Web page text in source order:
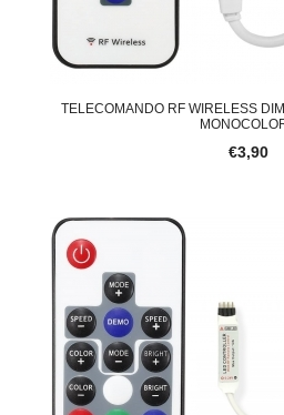
TELECOMANDO RF WIRELESS
€3,90